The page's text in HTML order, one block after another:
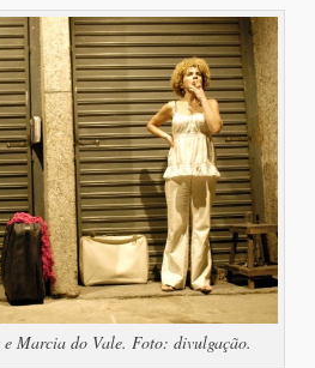
Marcia do Vale. Foto: divulgação.